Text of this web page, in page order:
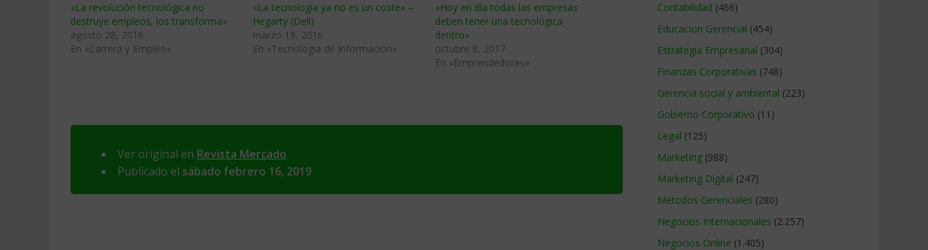
«La revolución tecnológica no
destruye empleos, los transforma»
agosto 28, 2016
En «Carrera y Empleo»
«La tecnología ya no es un coste» –
Hegarty (Dell)
marzo 19, 2016
En «Tecnologia de Informacion»
«Hoy en día todas las empresas
deben tener una tecnológica
dentro»
octubre 8, 2017
En «Emprendedores»
Ver original en Revista Mercado
Publicado el sábado febrero 16, 2019
Contabilidad (466)
Educacion Gerencial (454)
Estrategia Empresarial (304)
Finanzas Corporativas (748)
Gerencia social y ambiental (223)
Gobierno Corporativo (11)
Legal (125)
Marketing (988)
Marketing Digital (247)
Métodos Gerenciales (280)
Negocios Internacionales (2.257)
Negocios Online (1.405)